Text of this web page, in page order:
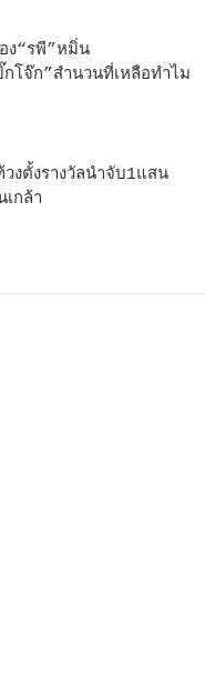
ง“รพี”หมิ่น
โจ๊ก”สำนวนที่เหลือทำไม
งตั้งรางวัลนำจับ1แสน
กล้า